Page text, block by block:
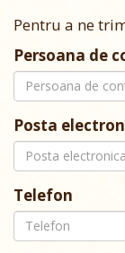
Pentru a ne
Persoana de
Posta
Telefon